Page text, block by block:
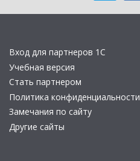
Вход для партнеров 1С
Учебная версия
Стать партнером
Политика конфиденциальности
Замечания по сайту
Другие сайты